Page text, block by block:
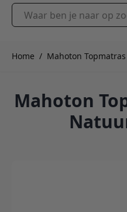
Waar ben je naar op zoek?
Home / Mahoton
Mahoton